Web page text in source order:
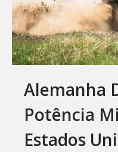
Alemanha
Potência
Estados